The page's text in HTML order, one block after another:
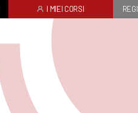
I MIEI CORSI